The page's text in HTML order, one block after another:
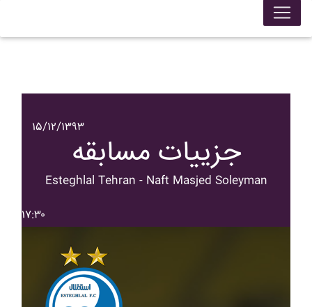
۱۵/۱۲/۱۳۹۳
جزییات مسابقه
Esteghlal Tehran - Naft Masjed Soleyman
۱۷:۳۰